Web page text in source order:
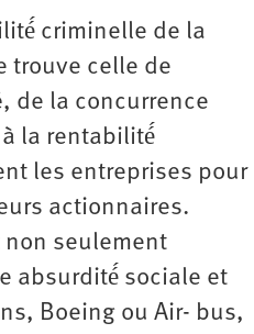
criminelle de la
trouve celle de
de la concurrence
la rentabilité́
les entreprises pour
actionnaires.
non seulement
absurdité́ sociale et
Boeing ou Air- bus,